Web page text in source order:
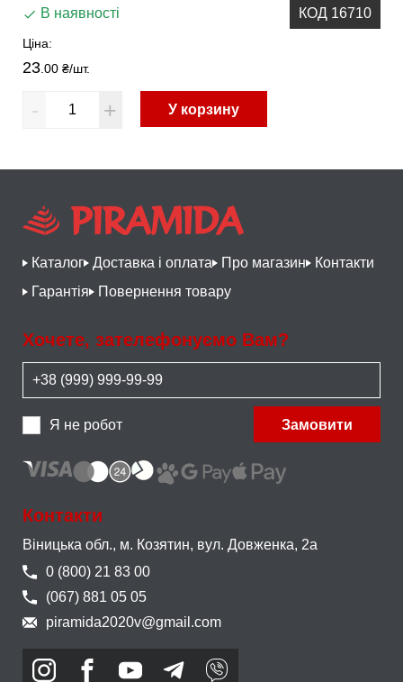
В наявності КОД 16710
Ціна:
23 .00 ₴/шт.
- + У корзину
Каталог Доставка і оплата Про магазин
Контакти
Гарантія
Повернення товару
Хочете, зателефонуємо Вам?
Я не робот Замовити
Контакти
Віницька обл., м. Козятин, вул. Довженка, 2а
0 (800) 21 83 00
(067) 881 05 05
piramida2020v@gmail.com